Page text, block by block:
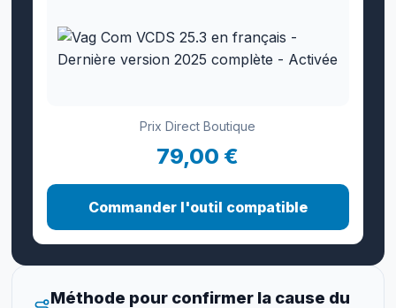
Prix Direct Boutique
79,00 €
Commander l'outil compatible
Méthode pour confirmer la cause du